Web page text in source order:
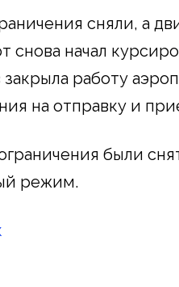
сняли, а
снова начал
закрыла работу
на отправку и
были
режим.